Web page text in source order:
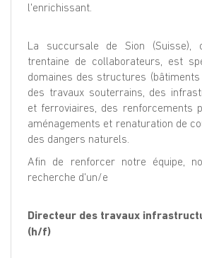
l'enrichissant.
La succursale de Sion (Suisse),
trentaine de collaborateurs, est
domaines des structures (bâtiments
des travaux souterrains, des
et ferroviaires, des renforcements
aménagements et renaturation de
des dangers naturels.
Afin de renforcer notre équipe,
recherche d'un/e
Directeur des travaux
(h/f)